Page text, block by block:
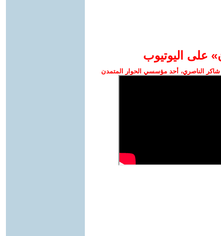
على اليوتيوب
الناصري، أحد مؤسسي الحوار المتمدن